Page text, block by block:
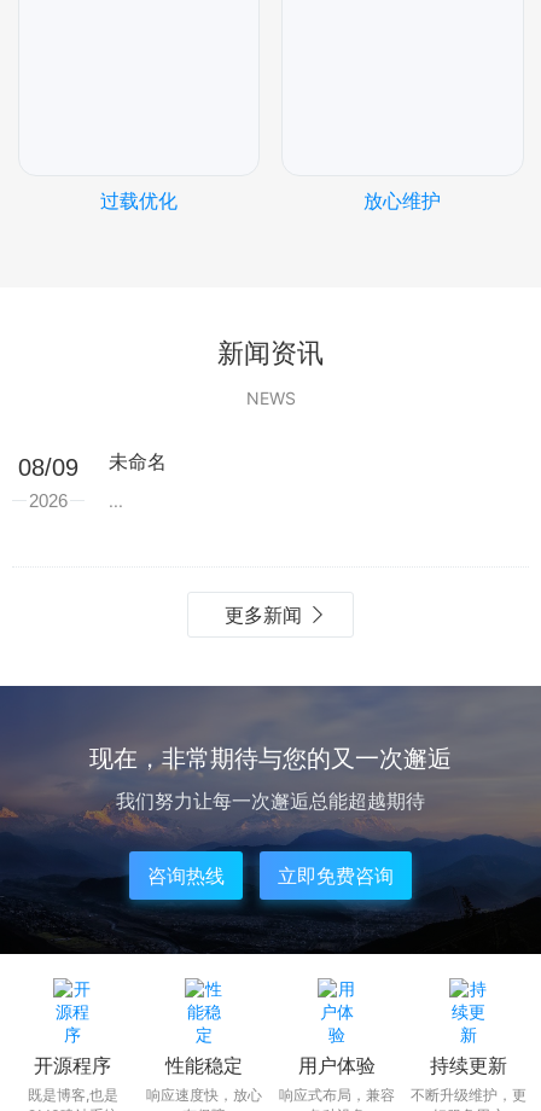
过载优化 放心维护
新闻资讯
NEWS
08/09
2026
未命名
...
更多新闻
现在，非常期待与您的又一次邂逅
我们努力让每一次邂逅总能超越期待
咨询热线 立即免费咨询
开源程序
既是博客,也是
性能稳定
响应速度快，放心
用户体验
响应式布局，兼容
持续更新
不断升级维护，更